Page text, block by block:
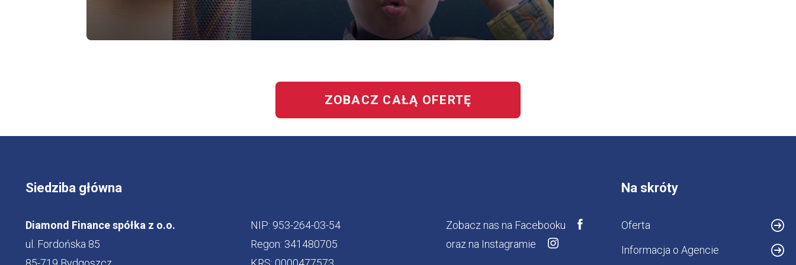
OFERTĘ
ZOBACZ CAŁĄ OFERTĘ
Siedziba główna
Diamond Finance spółka z o.o.
ul. Fordońska 85
NIP: 953-264-03-54
Regon: 341480705
Zobacz nas na Facebooku
oraz na Instagramie
Na skróty
Oferta
Informacja o Agencie